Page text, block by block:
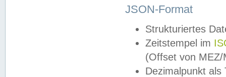
JSON-Format
Strukturiertes
Zeitstempel im
(Offset von MEZ/
Dezimalpunkt als